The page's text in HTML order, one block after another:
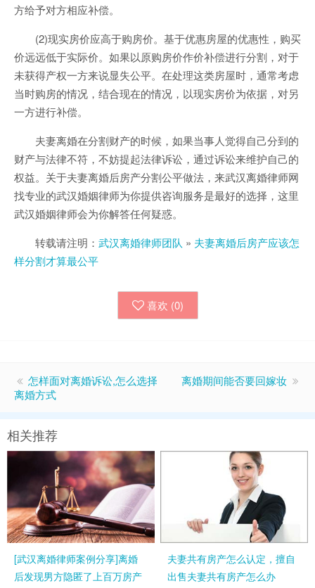
方给予对方相应补偿。
(2)现实房价应高于购房价。基于优惠房屋的优惠性，购买
价远远低于实际价。如果以原购房价作价补偿进行分割，对于
未获得产权一方来说显失公平。在处理这类房屋时，通常考虑
当时购房的情况，结合现在的情况，以现实房价为依据，对另
一方进行补偿。
夫妻离婚在分割财产的时候，如果当事人觉得自己分到的
财产与法律不符，不妨提起法律诉讼，通过诉讼来维护自己的
权益。关于夫妻离婚后房产分割公平做法，来武汉离婚律师网
找专业的武汉婚姻律师为你提供咨询服务是最好的选择，这里
武汉婚姻律师会为你解答任何疑惑。
转载请注明： 武汉离婚律师团队 » 夫妻离婚后房产应该怎
样分割才算最公平
喜欢 (0)
怎样面对离婚诉讼,怎么选择
离婚方式
离婚期间能否要回嫁妆
相关推荐
[武汉离婚律师案例分享]离婚
后发现男方隐匿了上百万房产
夫妻共有房产怎么认定，擅自
出售夫妻共有房产怎么办